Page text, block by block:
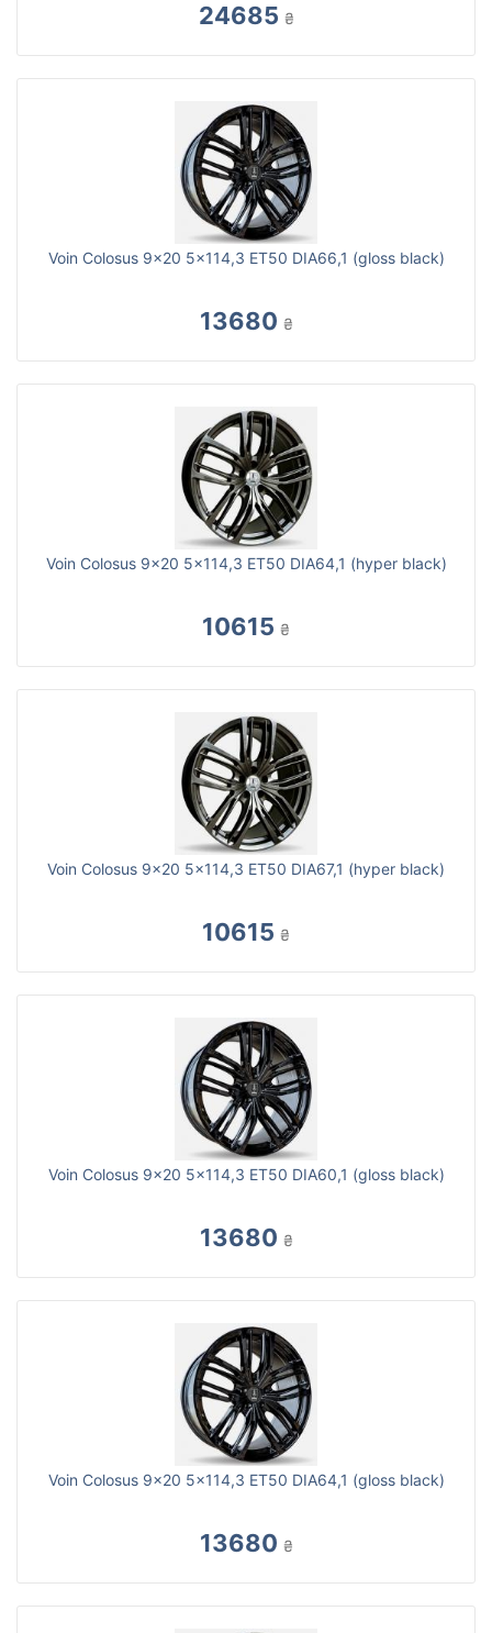
24685 ₴
Voin Colosus 9x20 5x114,3 ET50 DIA66,1 (gloss black)
13680 ₴
Voin Colosus 9x20 5x114,3 ET50 DIA64,1 (hyper black)
10615 ₴
Voin Colosus 9x20 5x114,3 ET50 DIA67,1 (hyper black)
10615 ₴
Voin Colosus 9x20 5x114,3 ET50 DIA60,1 (gloss black)
13680 ₴
Voin Colosus 9x20 5x114,3 ET50 DIA64,1 (gloss black)
13680 ₴